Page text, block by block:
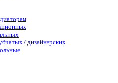
/ дизайнерских